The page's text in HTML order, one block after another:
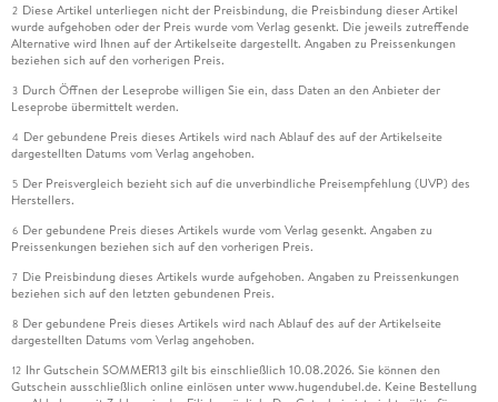
2 Diese Artikel unterliegen nicht der Preisbindung, die Preisbindung dieser Artikel
wurde aufgehoben oder der Preis wurde vom Verlag gesenkt. Die jeweils zutreffende
Alternative wird Ihnen auf der Artikelseite dargestellt. Angaben zu Preissenkungen
beziehen sich auf den vorherigen Preis.
3 Durch Öffnen der Leseprobe willigen Sie ein, dass Daten an den Anbieter der
Leseprobe übermittelt werden.
4 Der gebundene Preis dieses Artikels wird nach Ablauf des auf der Artikelseite
dargestellten Datums vom Verlag angehoben.
5 Der Preisvergleich bezieht sich auf die unverbindliche Preisempfehlung (UVP) des
Herstellers.
6 Der gebundene Preis dieses Artikels wurde vom Verlag gesenkt. Angaben zu
Preissenkungen beziehen sich auf den vorherigen Preis.
7 Die Preisbindung dieses Artikels wurde aufgehoben. Angaben zu Preissenkungen
beziehen sich auf den letzten gebundenen Preis.
8 Der gebundene Preis dieses Artikels wird nach Ablauf des auf der Artikelseite
dargestellten Datums vom Verlag angehoben.
12 Ihr Gutschein SOMMER13 gilt bis einschließlich 10.08.2026. Sie können den
Gutschein ausschließlich online einlösen unter www.hugendubel.de. Keine Bestellung